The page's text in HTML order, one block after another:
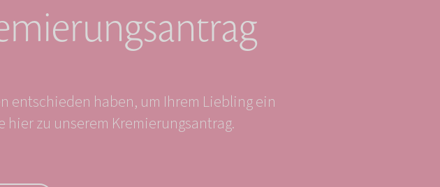
entschieden haben, um Ihrem Liebling ein
hier zu unserem Kremierungsantrag.